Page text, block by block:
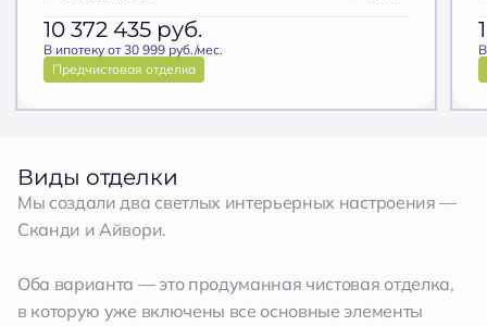
10 372 435 руб.
В ипотеку от 30 999 руб./мес.
Предчистовая отделка
Виды отделки
Мы создали два светлых интерьерных настроения —
Сканди и Айвори.
Оба варианта — это продуманная чистовая отделка,
в которую уже включены все основные элементы